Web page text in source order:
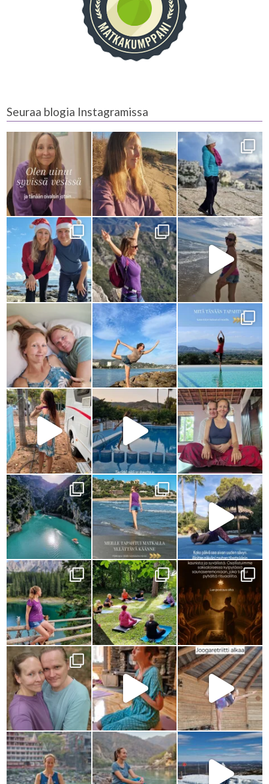
Seuraa blogia Instagramissa